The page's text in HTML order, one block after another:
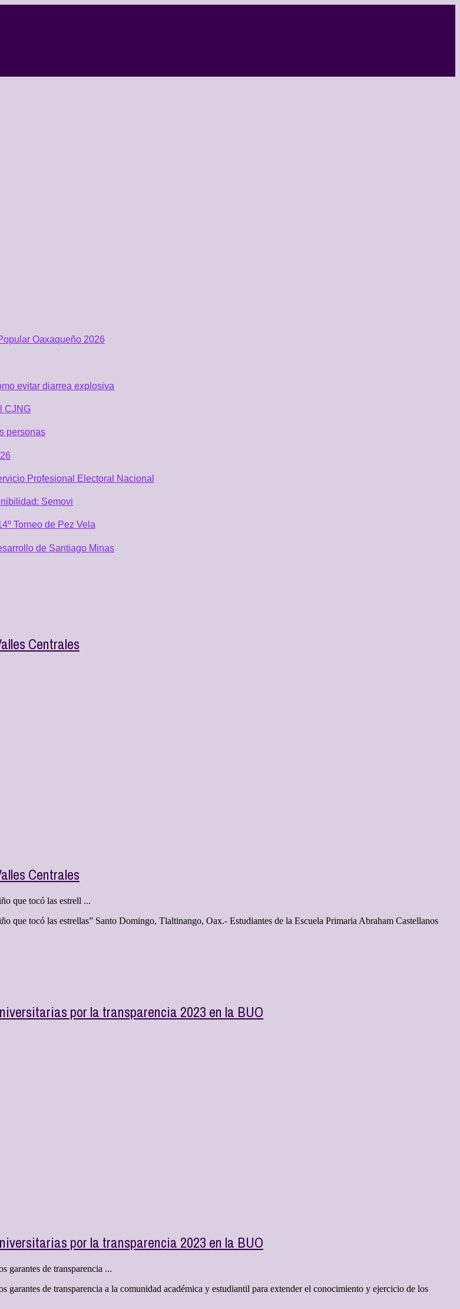
Oaxaqueño 2026
evitar diarrea explosiva
CJNG
personas
Profesional Electoral Nacional
Semovi
Torneo de Pez Vela
de Santiago Minas
Centrales
Centrales
que tocó las estrell ...
que tocó las estrellas” Santo Domingo, Tlaltinango, Oax.- Estudiantes de la Escuela Primaria Abraham Castellanos
por la transparencia 2023 en la BUO
por la transparencia 2023 en la BUO
garantes de transparencia ...
de transparencia a la comunidad académica y estudiantil para extender el conocimiento y ejercicio de los